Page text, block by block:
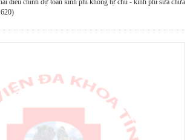
điều chỉnh dự toán kinh phí không tự chủ - kinh phí sửa chữa